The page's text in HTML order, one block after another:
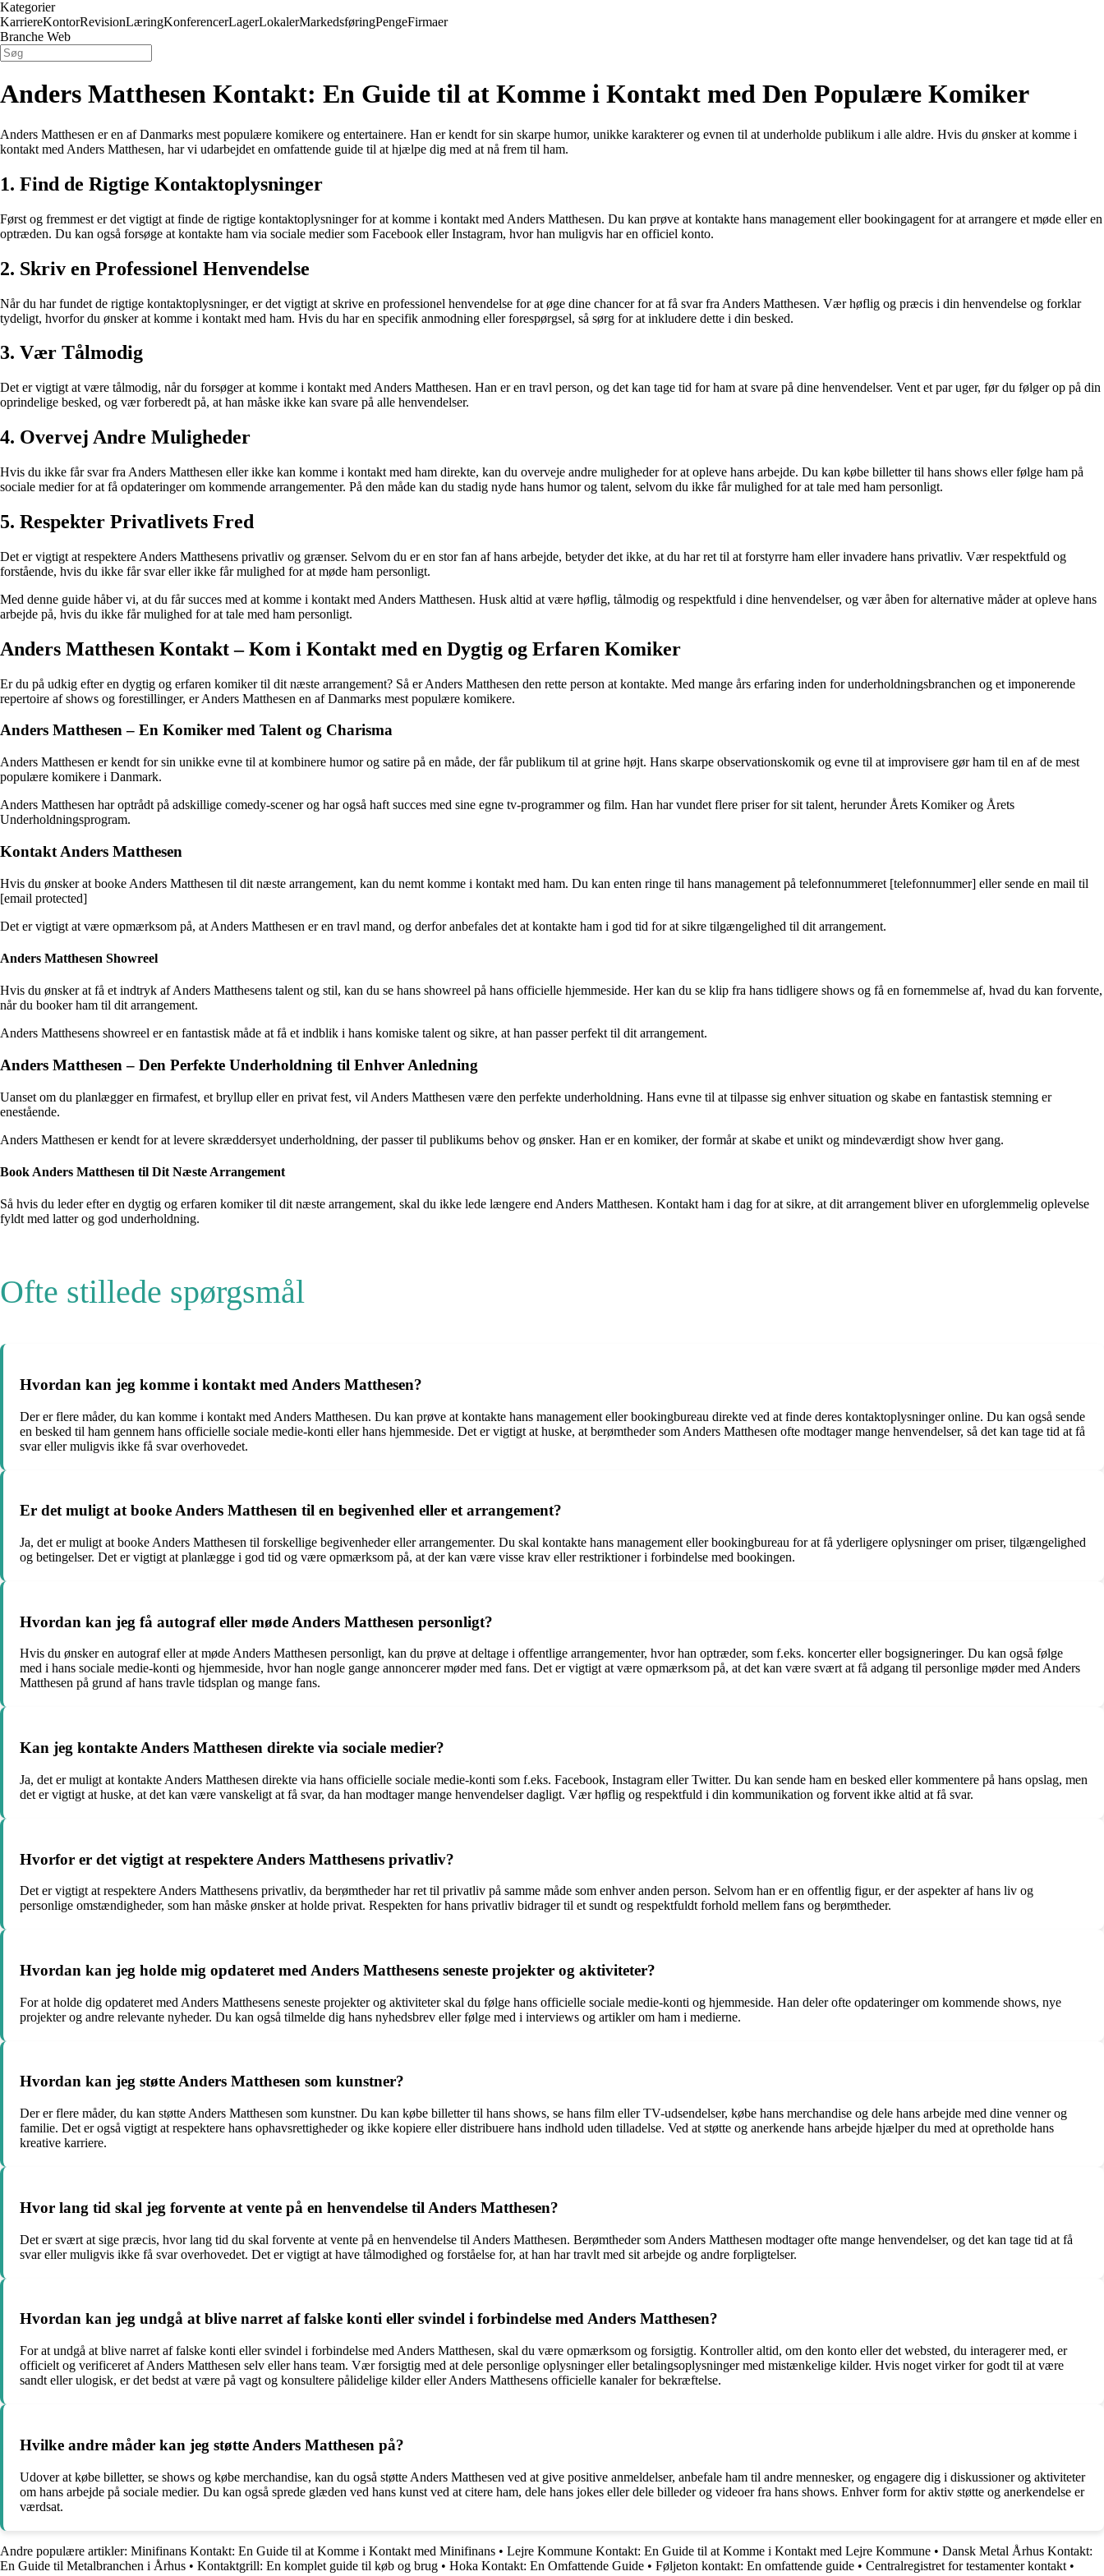
Kategorier
KarriereKontorRevisionLæringKonferencerLagerLokalerMarkedsføringPengeFirmaer
Branche Web
Anders Matthesen Kontakt: En Guide til at Komme i Kontakt med Den Populære Komiker
Anders Matthesen er en af Danmarks mest populære komikere og entertainere. Han er kendt for sin skarpe humor, unikke karakterer og evnen til at underholde publikum i alle aldre. Hvis du ønsker at komme i
kontakt med Anders Matthesen, har vi udarbejdet en omfattende guide til at hjælpe dig med at nå frem til ham.
1. Find de Rigtige Kontaktoplysninger
Først og fremmest er det vigtigt at finde de rigtige kontaktoplysninger for at komme i kontakt med Anders Matthesen. Du kan prøve at kontakte hans management eller bookingagent for at arrangere et møde eller en
optræden. Du kan også forsøge at kontakte ham via sociale medier som Facebook eller Instagram, hvor han muligvis har en officiel konto.
2. Skriv en Professionel Henvendelse
Når du har fundet de rigtige kontaktoplysninger, er det vigtigt at skrive en professionel henvendelse for at øge dine chancer for at få svar fra Anders Matthesen. Vær høflig og præcis i din henvendelse og forklar
tydeligt, hvorfor du ønsker at komme i kontakt med ham. Hvis du har en specifik anmodning eller forespørgsel, så sørg for at inkludere dette i din besked.
3. Vær Tålmodig
Det er vigtigt at være tålmodig, når du forsøger at komme i kontakt med Anders Matthesen. Han er en travl person, og det kan tage tid for ham at svare på dine henvendelser. Vent et par uger, før du følger op på din
oprindelige besked, og vær forberedt på, at han måske ikke kan svare på alle henvendelser.
4. Overvej Andre Muligheder
Hvis du ikke får svar fra Anders Matthesen eller ikke kan komme i kontakt med ham direkte, kan du overveje andre muligheder for at opleve hans arbejde. Du kan købe billetter til hans shows eller følge ham på
sociale medier for at få opdateringer om kommende arrangementer. På den måde kan du stadig nyde hans humor og talent, selvom du ikke får mulighed for at tale med ham personligt.
5. Respekter Privatlivets Fred
Det er vigtigt at respektere Anders Matthesens privatliv og grænser. Selvom du er en stor fan af hans arbejde, betyder det ikke, at du har ret til at forstyrre ham eller invadere hans privatliv. Vær respektfuld og
forstående, hvis du ikke får svar eller ikke får mulighed for at møde ham personligt.
Med denne guide håber vi, at du får succes med at komme i kontakt med Anders Matthesen. Husk altid at være høflig, tålmodig og respektfuld i dine henvendelser, og vær åben for alternative måder at opleve hans
arbejde på, hvis du ikke får mulighed for at tale med ham personligt.
Anders Matthesen Kontakt – Kom i Kontakt med en Dygtig og Erfaren Komiker
Er du på udkig efter en dygtig og erfaren komiker til dit næste arrangement? Så er Anders Matthesen den rette person at kontakte. Med mange års erfaring inden for underholdningsbranchen og et imponerende
repertoire af shows og forestillinger, er Anders Matthesen en af Danmarks mest populære komikere.
Anders Matthesen – En Komiker med Talent og Charisma
Anders Matthesen er kendt for sin unikke evne til at kombinere humor og satire på en måde, der får publikum til at grine højt. Hans skarpe observationskomik og evne til at improvisere gør ham til en af de mest
populære komikere i Danmark.
Anders Matthesen har optrådt på adskillige comedy-scener og har også haft succes med sine egne tv-programmer og film. Han har vundet flere priser for sit talent, herunder Årets Komiker og Årets
Underholdningsprogram.
Kontakt Anders Matthesen
Hvis du ønsker at booke Anders Matthesen til dit næste arrangement, kan du nemt komme i kontakt med ham. Du kan enten ringe til hans management på telefonnummeret [telefonnummer] eller sende en mail til
[email protected]
Det er vigtigt at være opmærksom på, at Anders Matthesen er en travl mand, og derfor anbefales det at kontakte ham i god tid for at sikre tilgængelighed til dit arrangement.
Anders Matthesen Showreel
Hvis du ønsker at få et indtryk af Anders Matthesens talent og stil, kan du se hans showreel på hans officielle hjemmeside. Her kan du se klip fra hans tidligere shows og få en fornemmelse af, hvad du kan forvente,
når du booker ham til dit arrangement.
Anders Matthesens showreel er en fantastisk måde at få et indblik i hans komiske talent og sikre, at han passer perfekt til dit arrangement.
Anders Matthesen – Den Perfekte Underholdning til Enhver Anledning
Uanset om du planlægger en firmafest, et bryllup eller en privat fest, vil Anders Matthesen være den perfekte underholdning. Hans evne til at tilpasse sig enhver situation og skabe en fantastisk stemning er
enestående.
Anders Matthesen er kendt for at levere skræddersyet underholdning, der passer til publikums behov og ønsker. Han er en komiker, der formår at skabe et unikt og mindeværdigt show hver gang.
Book Anders Matthesen til Dit Næste Arrangement
Så hvis du leder efter en dygtig og erfaren komiker til dit næste arrangement, skal du ikke lede længere end Anders Matthesen. Kontakt ham i dag for at sikre, at dit arrangement bliver en uforglemmelig oplevelse
fyldt med latter og god underholdning.
Ofte stillede spørgsmål
Hvordan kan jeg komme i kontakt med Anders Matthesen?
Der er flere måder, du kan komme i kontakt med Anders Matthesen. Du kan prøve at kontakte hans management eller bookingbureau direkte ved at finde deres kontaktoplysninger online. Du kan også sende
en besked til ham gennem hans officielle sociale medie-konti eller hans hjemmeside. Det er vigtigt at huske, at berømtheder som Anders Matthesen ofte modtager mange henvendelser, så det kan tage tid at få
svar eller muligvis ikke få svar overhovedet.
Er det muligt at booke Anders Matthesen til en begivenhed eller et arrangement?
Ja, det er muligt at booke Anders Matthesen til forskellige begivenheder eller arrangementer. Du skal kontakte hans management eller bookingbureau for at få yderligere oplysninger om priser, tilgængelighed
og betingelser. Det er vigtigt at planlægge i god tid og være opmærksom på, at der kan være visse krav eller restriktioner i forbindelse med bookingen.
Hvordan kan jeg få autograf eller møde Anders Matthesen personligt?
Hvis du ønsker en autograf eller at møde Anders Matthesen personligt, kan du prøve at deltage i offentlige arrangementer, hvor han optræder, som f.eks. koncerter eller bogsigneringer. Du kan også følge
med i hans sociale medie-konti og hjemmeside, hvor han nogle gange annoncerer møder med fans. Det er vigtigt at være opmærksom på, at det kan være svært at få adgang til personlige møder med Anders
Matthesen på grund af hans travle tidsplan og mange fans.
Kan jeg kontakte Anders Matthesen direkte via sociale medier?
Ja, det er muligt at kontakte Anders Matthesen direkte via hans officielle sociale medie-konti som f.eks. Facebook, Instagram eller Twitter. Du kan sende ham en besked eller kommentere på hans opslag, men
det er vigtigt at huske, at det kan være vanskeligt at få svar, da han modtager mange henvendelser dagligt. Vær høflig og respektfuld i din kommunikation og forvent ikke altid at få svar.
Hvorfor er det vigtigt at respektere Anders Matthesens privatliv?
Det er vigtigt at respektere Anders Matthesens privatliv, da berømtheder har ret til privatliv på samme måde som enhver anden person. Selvom han er en offentlig figur, er der aspekter af hans liv og
personlige omstændigheder, som han måske ønsker at holde privat. Respekten for hans privatliv bidrager til et sundt og respektfuldt forhold mellem fans og berømtheder.
Hvordan kan jeg holde mig opdateret med Anders Matthesens seneste projekter og aktiviteter?
For at holde dig opdateret med Anders Matthesens seneste projekter og aktiviteter skal du følge hans officielle sociale medie-konti og hjemmeside. Han deler ofte opdateringer om kommende shows, nye
projekter og andre relevante nyheder. Du kan også tilmelde dig hans nyhedsbrev eller følge med i interviews og artikler om ham i medierne.
Hvordan kan jeg støtte Anders Matthesen som kunstner?
Der er flere måder, du kan støtte Anders Matthesen som kunstner. Du kan købe billetter til hans shows, se hans film eller TV-udsendelser, købe hans merchandise og dele hans arbejde med dine venner og
familie. Det er også vigtigt at respektere hans ophavsrettigheder og ikke kopiere eller distribuere hans indhold uden tilladelse. Ved at støtte og anerkende hans arbejde hjælper du med at opretholde hans
kreative karriere.
Hvor lang tid skal jeg forvente at vente på en henvendelse til Anders Matthesen?
Det er svært at sige præcis, hvor lang tid du skal forvente at vente på en henvendelse til Anders Matthesen. Berømtheder som Anders Matthesen modtager ofte mange henvendelser, og det kan tage tid at få
svar eller muligvis ikke få svar overhovedet. Det er vigtigt at have tålmodighed og forståelse for, at han har travlt med sit arbejde og andre forpligtelser.
Hvordan kan jeg undgå at blive narret af falske konti eller svindel i forbindelse med Anders Matthesen?
For at undgå at blive narret af falske konti eller svindel i forbindelse med Anders Matthesen, skal du være opmærksom og forsigtig. Kontroller altid, om den konto eller det websted, du interagerer med, er
officielt og verificeret af Anders Matthesen selv eller hans team. Vær forsigtig med at dele personlige oplysninger eller betalingsoplysninger med mistænkelige kilder. Hvis noget virker for godt til at være
sandt eller ulogisk, er det bedst at være på vagt og konsultere pålidelige kilder eller Anders Matthesens officielle kanaler for bekræftelse.
Hvilke andre måder kan jeg støtte Anders Matthesen på?
Udover at købe billetter, se shows og købe merchandise, kan du også støtte Anders Matthesen ved at give positive anmeldelser, anbefale ham til andre mennesker, og engagere dig i diskussioner og aktiviteter
om hans arbejde på sociale medier. Du kan også sprede glæden ved hans kunst ved at citere ham, dele hans jokes eller dele billeder og videoer fra hans shows. Enhver form for aktiv støtte og anerkendelse er
værdsat.
Andre populære artikler: Minifinans Kontakt: En Guide til at Komme i Kontakt med Minifinans • Lejre Kommune Kontakt: En Guide til at Komme i Kontakt med Lejre Kommune • Dansk Metal Århus Kontakt:
En Guide til Metalbranchen i Århus • Kontaktgrill: En komplet guide til køb og brug • Hoka Kontakt: En Omfattende Guide • Føljeton kontakt: En omfattende guide • Centralregistret for testamenter kontakt •